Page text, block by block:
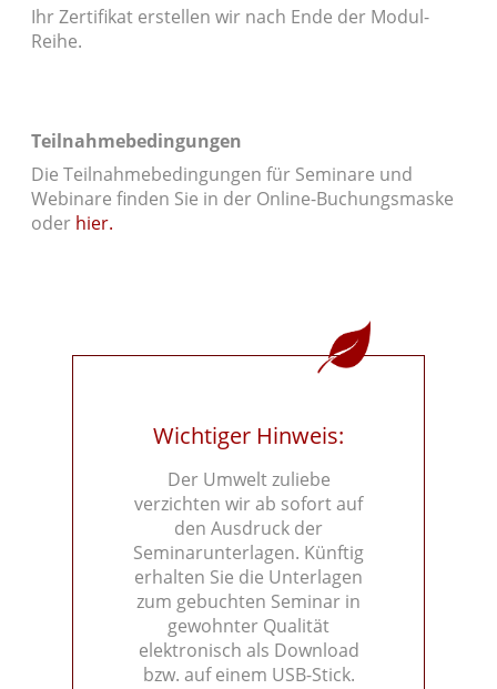
Ihr Zertifikat erstellen wir nach Ende der Modul-
Reihe.
Teilnahmebedingungen
Die Teilnahmebedingungen für Seminare und
Webinare finden Sie in der Online-Buchungsmaske
oder hier.
Wichtiger Hinweis:
Der Umwelt zuliebe
verzichten wir ab sofort auf
den Ausdruck der
Seminarunterlagen. Künftig
erhalten Sie die Unterlagen
zum gebuchten Seminar in
gewohnter Qualität
elektronisch als Download
bzw. auf einem USB-Stick.